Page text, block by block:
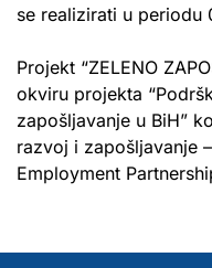
se realizirati u periodu
Projekt “ZELENO
okviru projekta
zapošljavanje u BiH”
razvoj i zapošljavanje
Employment